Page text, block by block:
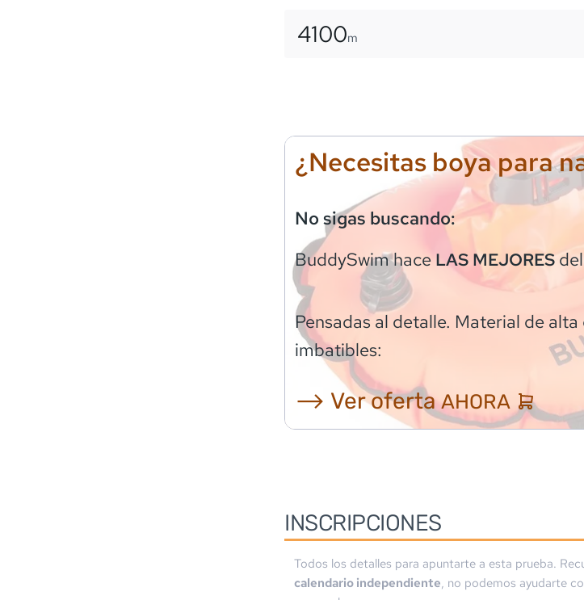
4100m
¿Necesitas boya para
No sigas buscando:
BuddySwimhaceLAS MEJORESdel
Pensadas al detalle. Material de
imbatibles:
⟶ Ver ofertaAHORA
INSCRIPCIONES
Todos los detalles para apuntarte a esta prueba.
calendario independiente, no podemos ayudarte